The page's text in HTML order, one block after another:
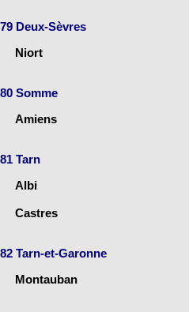
79 Deux-Sèvres
Niort
80 Somme
Amiens
81 Tarn
Albi
Castres
82 Tarn-et-Garonne
Montauban